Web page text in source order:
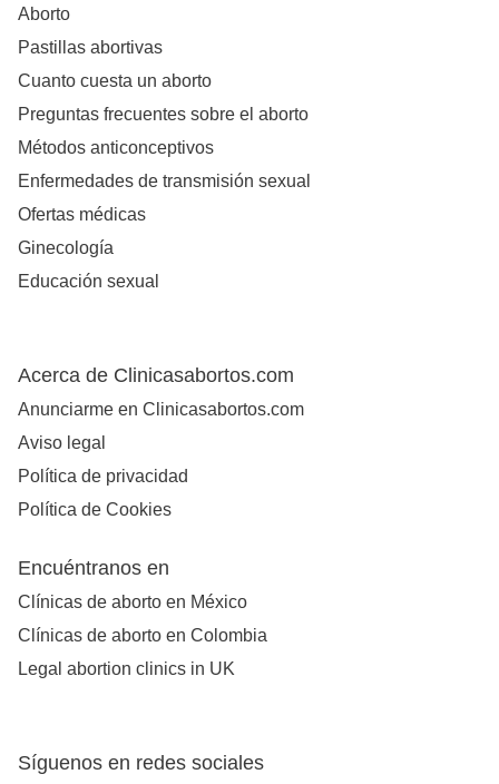
Aborto
Pastillas abortivas
Cuanto cuesta un aborto
Preguntas frecuentes sobre el aborto
Métodos anticonceptivos
Enfermedades de transmisión sexual
Ofertas médicas
Ginecología
Educación sexual
Acerca de Clinicasabortos.com
Anunciarme en Clinicasabortos.com
Aviso legal
Política de privacidad
Política de Cookies
Encuéntranos en
Clínicas de aborto en México
Clínicas de aborto en Colombia
Legal abortion clinics in UK
Síguenos en redes sociales